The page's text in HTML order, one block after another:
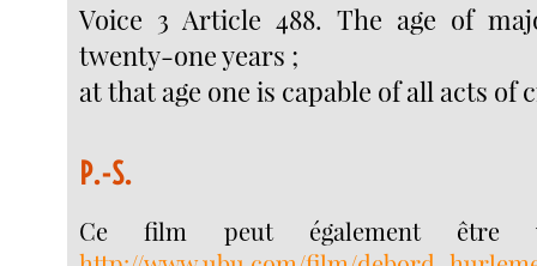
Voice 3 Article 488. The age of
twenty-one years ;
at that age one is capable of all acts of
P.-S.
Ce film peut également être